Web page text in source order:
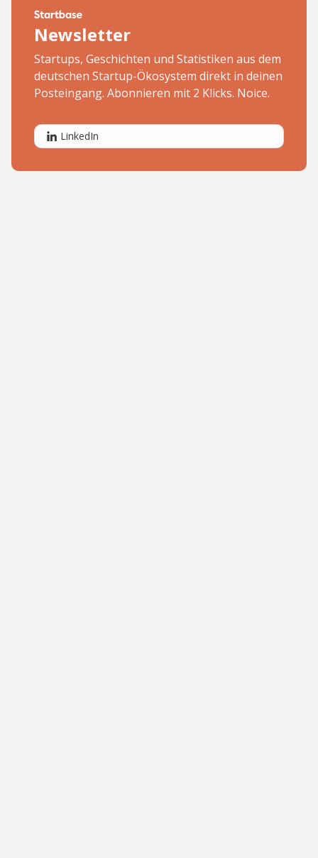
Newsletter
Startups, Geschichten und Statistiken aus dem
deutschen Startup-Ökosystem direkt in deinen
Posteingang. Abonnieren mit 2 Klicks. Noice.
LinkedIn